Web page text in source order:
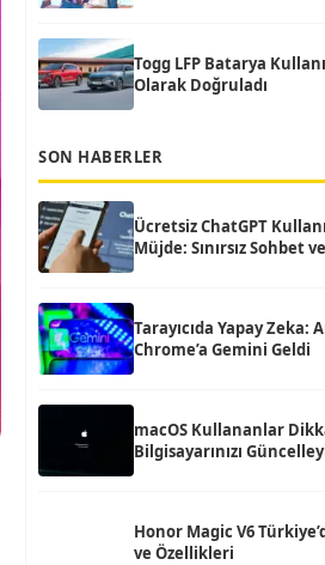
Togg LFP Batarya
Olarak Doğruladı
SON HABERLER
Ücretsiz ChatGPT
Müjde: Sınırsız Sohbet
Tarayıcıda Yapay Zeka:
Chrome’a Gemini Geldi
macOS Kullananlar
Bilgisayarınızı
Honor Magic V6
ve Özellikleri